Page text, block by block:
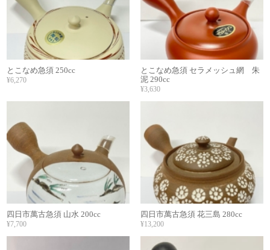
とこなめ急須 250cc
¥6,270
とこなめ急須 セラメッシュ網 朱
泥 290cc
¥3,630
四日市萬古急須 山水 200cc
¥7,700
四日市萬古急須 花三島 280cc
¥13,200